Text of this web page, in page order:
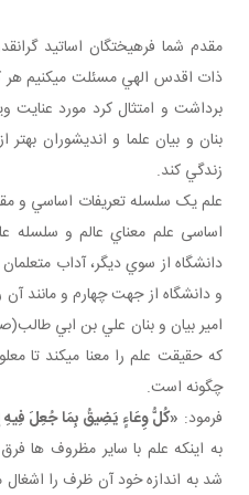
مقدم شما فرهيختگان اساتيد
ذات اقدس الهي مسئلت مي کنيم
برداشت و امتثال کرد مورد عنايت
بنان و بيان علما و انديشوران بهتر
زندگي کند.
علم يک سلسله تعريفات اساسي و
اساسی علم معناي عالم و سلسله
دانشگاه از سوي ديگر، آداب
و دانشگاه از جهت چهارم و مانند
امير بيان و بنان علي بن ابي
که حقيقت علم را معنا مي کند تا
چگونه است.
فرمود: «كُلُّ وِعَاءٍ يَضِيقُ بِمَا جُعِلَ فِيهِ
به اينکه علم با ساير مظروف ها
شد به اندازه خود آن ظرف را اشغال